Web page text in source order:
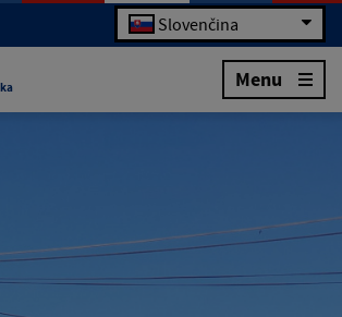
Slovenčina
Menu